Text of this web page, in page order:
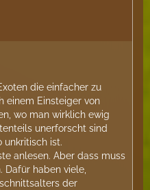
die einfacher zu
einem Einsteiger von
wo man wirklich ewig
unerforscht sind
unkritisch ist.
anlesen. Aber dass muss
haben viele,
der